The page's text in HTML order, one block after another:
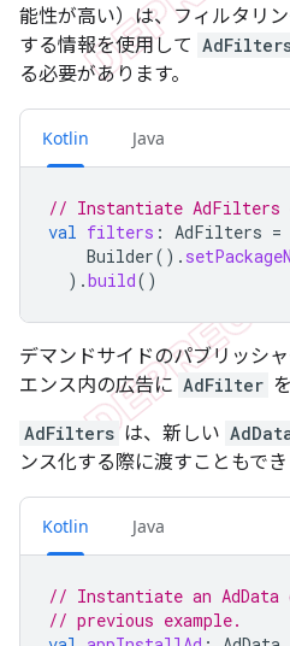
能性が高い）は、フィルタリ
する情報を使用して
る必要があります。
Kotlin Java
// Instantiate AdFilters
val filters : AdFilters =
Builder().
).build()
デマンドサイドのパブリッシ
エンス内の広告に AdFilter
AdFilters は、新しい
ンス化する際に渡すこともでき
Kotlin Java
// Instantiate an
// previous example.